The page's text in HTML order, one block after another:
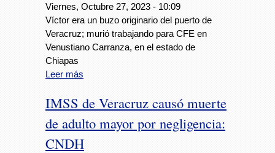
Viernes, Octubre 27, 2023 - 10:09
Víctor era un buzo originario del puerto de
Veracruz; murió trabajando para CFE en
Venustiano Carranza, en el estado de
Chiapas
Leer más
IMSS de Veracruz causó muerte
de adulto mayor por negligencia:
CNDH